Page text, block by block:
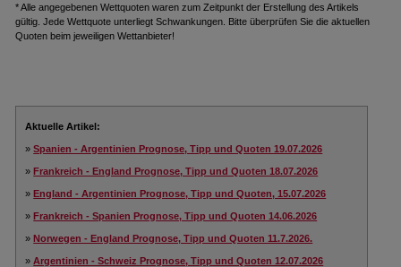
* Alle angegebenen Wettquoten waren zum Zeitpunkt der Erstellung des Artikels
gültig. Jede Wettquote unterliegt Schwankungen. Bitte überprüfen Sie die aktuellen
Quoten beim jeweiligen Wettanbieter!
Aktuelle Artikel:
»Spanien - Argentinien Prognose, Tipp und Quoten 19.07.2026
»Frankreich - England Prognose, Tipp und Quoten 18.07.2026
»England - Argentinien Prognose, Tipp und Quoten, 15.07.2026
»Frankreich - Spanien Prognose, Tipp und Quoten 14.06.2026
»Norwegen - England Prognose, Tipp und Quoten 11.7.2026.
»Argentinien - Schweiz Prognose, Tipp und Quoten 12.07.2026